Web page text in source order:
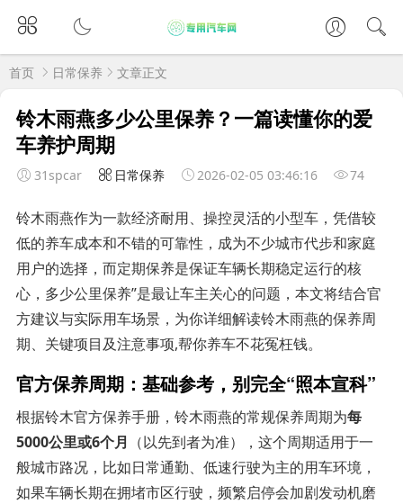
首页 日常保养 文章正文
铃木雨燕多少公里保养？一篇读懂你的爱
车养护周期
31spcar 日常保养 2026-02-05 03:46:16 74
铃木雨燕作为一款经济耐用、操控灵活的小型车，凭借较
低的养车成本和不错的可靠性，成为不少城市代步和家庭
用户的选择，而定期保养是保证车辆长期稳定运行的核
心，多少公里保养”是最让车主关心的问题，本文将结合官
方建议与实际用车场景，为你详细解读铃木雨燕的保养周
期、关键项目及注意事项,帮你养车不花冤枉钱。
官方保养周期：基础参考，别完全“照本宣科”
根据铃木官方保养手册，铃木雨燕的常规保养周期为每
5000公里或6个月 （以先到者为准），这个周期适用于一
般城市路况，比如日常通勤、低速行驶为主的用车环境，
如果车辆长期在拥堵市区行驶，频繁启停会加剧发动机磨